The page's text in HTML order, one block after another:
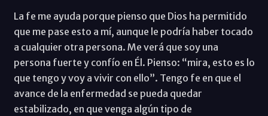
La fe me ayuda porque pienso que Dios ha permitido
que me pase esto a mí, aunque le podría haber tocado
a cualquier otra persona. Me verá que soy una
persona fuerte y confío en Él. Pienso: “mira, esto es lo
que tengo y voy a vivir con ello”. Tengo fe en que el
avance de la enfermedad se pueda quedar
estabilizado, en que venga algún tipo de